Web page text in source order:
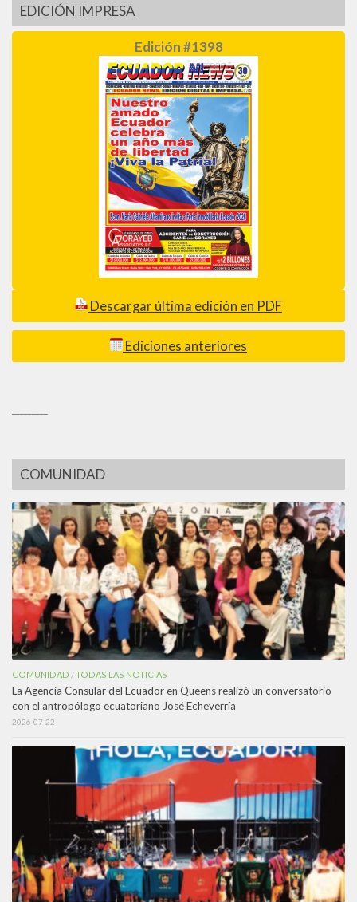
EDICIÓN IMPRESA
Edición #1398
Descargar última edición en PDF
Ediciones anteriores
COMUNIDAD
COMUNIDAD /TODAS LAS NOTICIAS
La Agencia Consular del Ecuador en Queens realizó un conversatorio
con el antropólogo ecuatoriano José Echeverría
2026-07-22